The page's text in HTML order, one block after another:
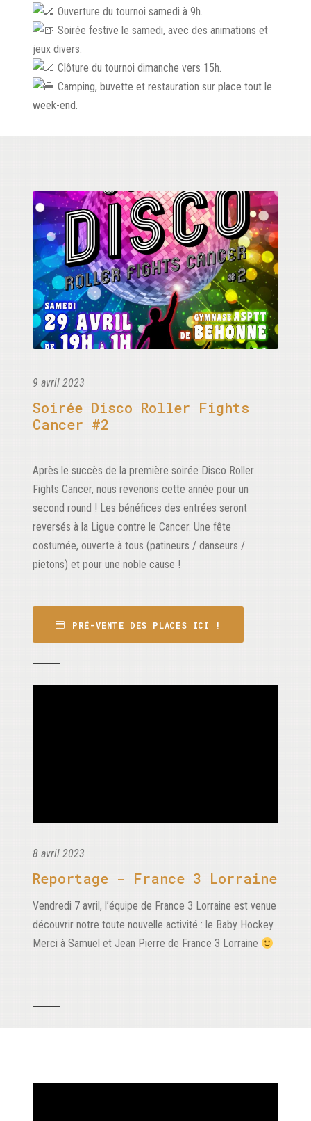
Ouverture du tournoi samedi à 9h.
Soirée festive le samedi, avec des animations et
jeux divers.
Clôture du tournoi dimanche vers 15h.
Camping, buvette et restauration sur place tout le
week-end.
9 avril 2023
Soirée Disco Roller Fights
Cancer #2
Après le succès de la première soirée Disco Roller
Fights Cancer, nous revenons cette année pour un
second round ! Les bénéfices des entrées seront
reversés à la Ligue contre le Cancer. Une fête
costumée, ouverte à tous (patineurs / danseurs /
pietons) et pour une noble cause !
PRÉ-VENTE DES PLACES ICI !
8 avril 2023
Reportage - France 3 Lorraine
Vendredi 7 avril, l’équipe de France 3 Lorraine est venue
découvrir notre toute nouvelle activité : le Baby Hockey.
Merci à Samuel et Jean Pierre de France 3 Lorraine